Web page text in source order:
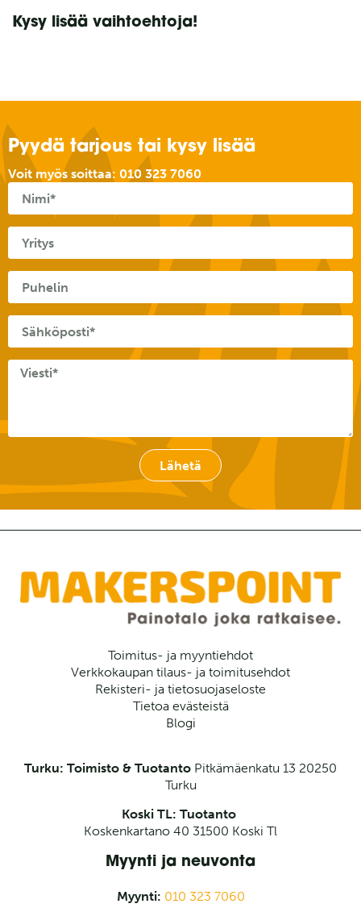
Kysy lisää vaihtoehtoja!
Pyydä tarjous tai kysy lisää
Voit myös soittaa: 010 323 7060
Lähetä
Toimitus- ja myyntiehdot
Verkkokaupan tilaus- ja toimitusehdot
Rekisteri- ja tietosuojaseloste
Tietoa evästeistä
Blogi
Turku: Toimisto & Tuotanto Pitkämäenkatu 13 20250
Turku
Koski TL: Tuotanto
Koskenkartano 40 31500 Koski Tl
Myynti ja neuvonta
Myynti: 010 323 7060